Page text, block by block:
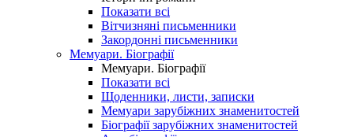
Показати всі
Вітчизняні письменники
Закордонні письменники
Мемуари. Біографії
Мемуари. Біографії
Показати всі
Щоденники, листи, записки
Мемуари зарубіжних знаменитостей
Біографії зарубіжних знаменитостей